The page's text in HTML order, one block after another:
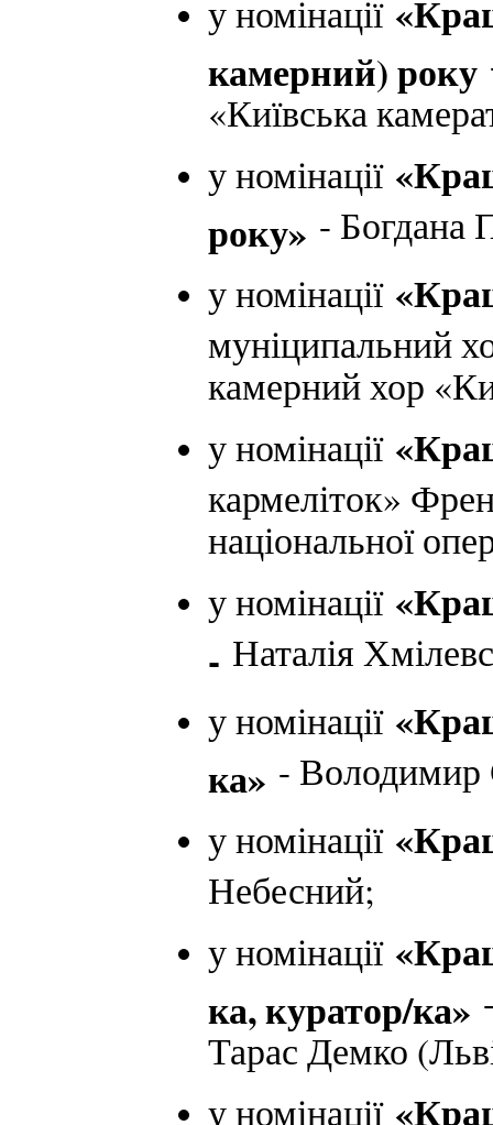
у номінації
камерний) року
«Київська
у номінації
року» - Богдана
у номінації
муніципальний
камерний хор
у номінації
кармеліток»
національної
у номінації
- Наталія
у номінації
ка» - Володимир
у номінації
Небесний;
у номінації
ка, куратор/ка»
Тарас Демко
у номінації